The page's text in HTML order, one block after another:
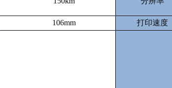
106mm 打印速度